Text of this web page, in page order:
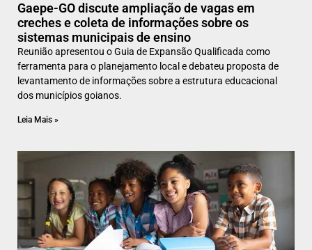
Gaepe-GO discute ampliação de vagas em
creches e coleta de informações sobre os
sistemas municipais de ensino
Reunião apresentou o Guia de Expansão Qualificada como
ferramenta para o planejamento local e debateu proposta de
levantamento de informações sobre a estrutura educacional
dos municípios goianos.
Leia Mais »